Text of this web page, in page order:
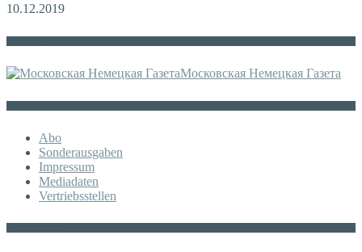
10.12.2019
Московская Немецкая Газета
Abo
Sonderausgaben
Impressum
Mediadaten
Vertriebsstellen